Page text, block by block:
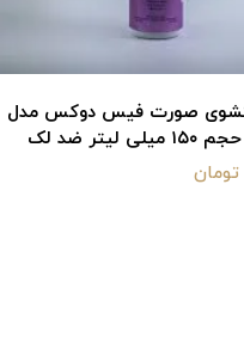
صورت فیس دوکس مدل
ضد لک